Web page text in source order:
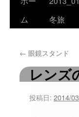
ン
ツ
ム
冬旅
← 眼鏡スタンド
レンズ
投稿日: 2014/